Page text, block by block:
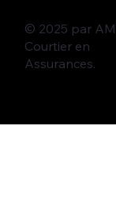
© 2025 par
Courtier en
Assurances.